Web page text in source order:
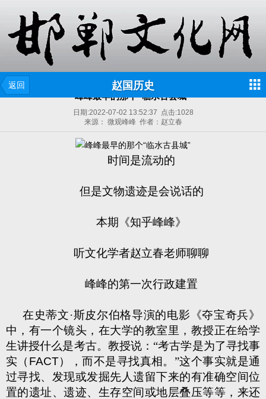
返回 赵国历史
峰峰最早的那个“临水古县城”
日期:2022-07-02 13:52:37 点击:1028
来源： 微观峰峰 作者：赵立春
时间是流动的
但是文物遗迹是会说话的
本期《知乎峰峰》
听文化学者赵立春老师聊聊
峰峰的第一次行政建置
在史蒂文·斯皮尔伯格导演的电影《夺宝奇兵》
中，有一个镜头，在大学的教室里，教授正在给学
生讲授什么是考古。教授说：“考古学是为了寻找事
实（ FACT），而不是寻找真相。”这个事实就是通
过寻找、发现或发掘先人遗留下来的有准确空间位
置的遗址、遗迹、生存空间或地层叠压等等，来还